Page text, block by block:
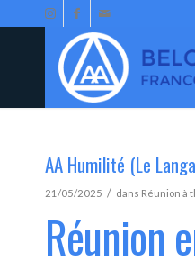
AA Humilité (Le
21/05/2025 / dans Réunion à
Réunion